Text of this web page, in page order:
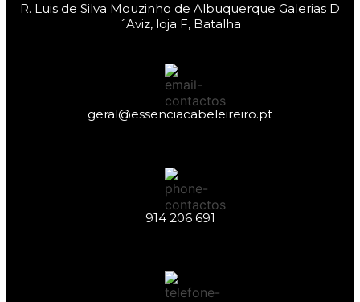
R. Luis de Silva Mouzinho de Albuquerque Galerias D
´Aviz, loja F, Batalha
geral@essenciacabeleireiro.pt
914 206 691